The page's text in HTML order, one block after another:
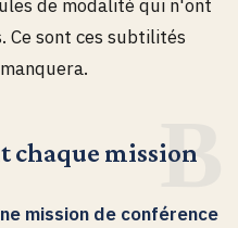
de modalité qui n'ont
Ce sont ces subtilités
chaque mission
mission de conférence